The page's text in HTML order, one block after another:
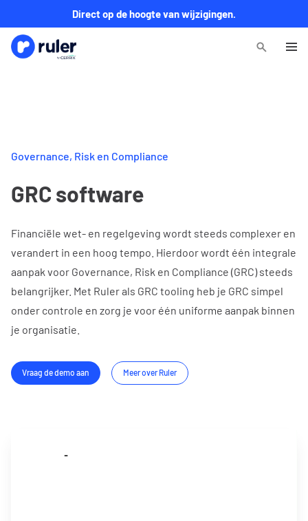
Direct op de hoogte van wijzigingen.
Governance, Risk en Compliance
GRC software
Financiële wet- en regelgeving wordt steeds complexer en
verandert in een hoog tempo. Hierdoor wordt één integrale
aanpak voor Governance, Risk en Compliance (GRC) steeds
belangrijker. Met Ruler als GRC tooling heb je GRC simpel
onder controle en zorg je voor één uniforme aanpak binnen
je organisatie.
Vraag de demo aan Meer over Ruler